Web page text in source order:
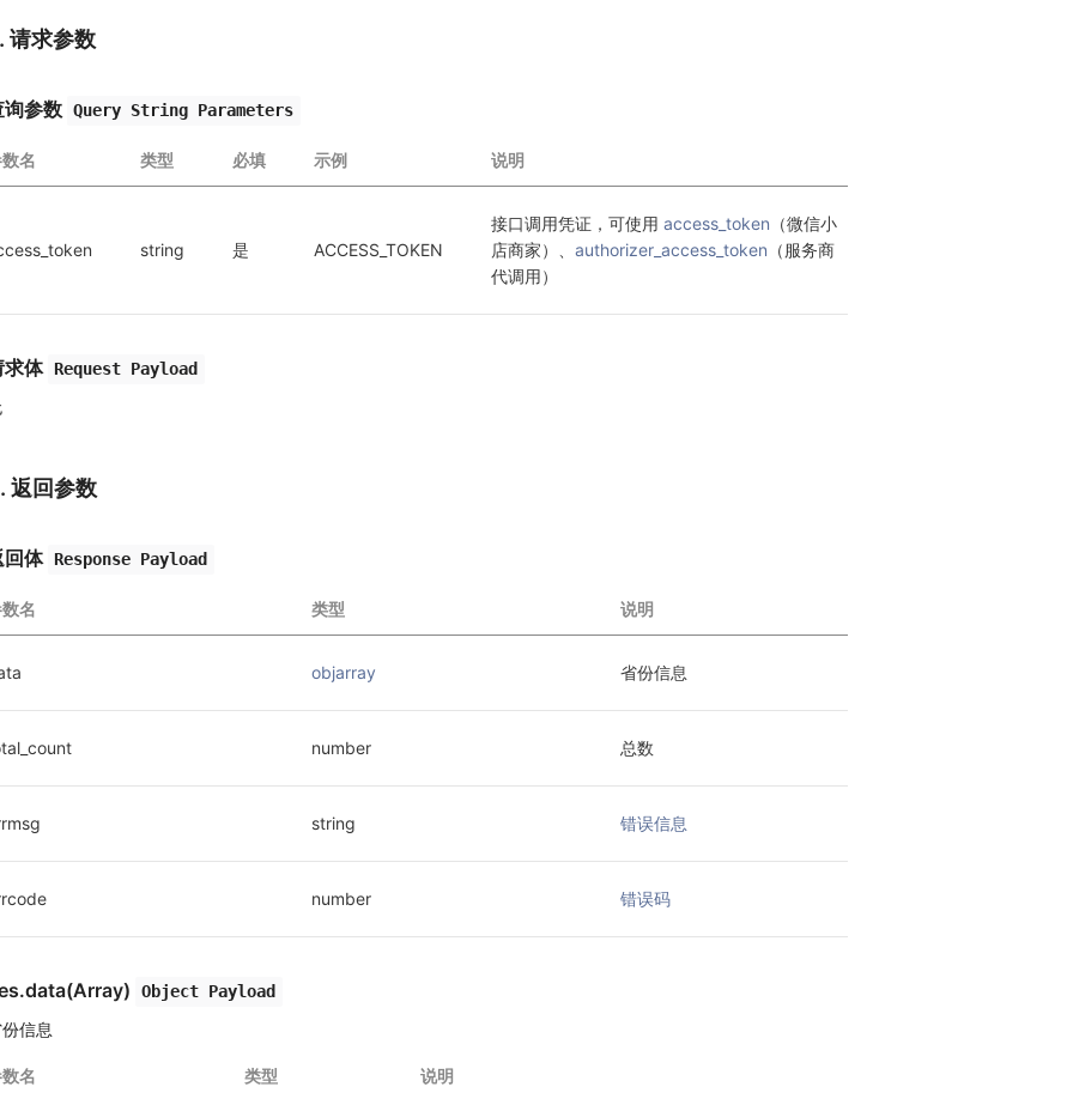
请求参数
询参数 Query String Parameters
名 类型 必填 示例 说明
string 是 ACCESS_TOKEN
接口调用凭证，可使用 access_token （微信小
店商家）、 authorizer_access_token （服务商
代调用）
求体 Request Payload
返回参数
回体 Response Payload
名 类型 说明
objarray 省份信息
number 总数
string 错误信息
number 错误码
Object Payload
信息
名 类型 说明